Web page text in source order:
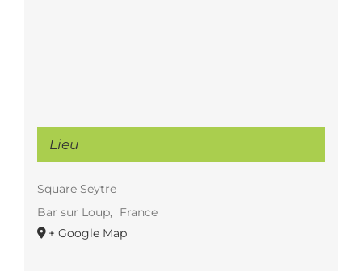
Lieu
Square Seytre
Bar sur Loup,
France
+ Google Map